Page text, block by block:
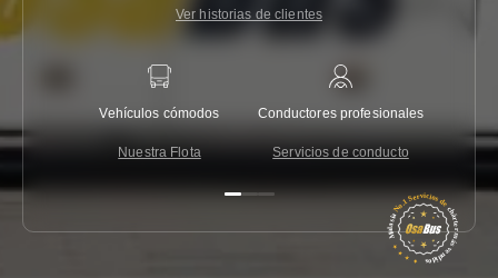
Ver historias de clientes
Vehículos cómodos
Nuestra Flota
Conductores profesionales
Servicios de conducto